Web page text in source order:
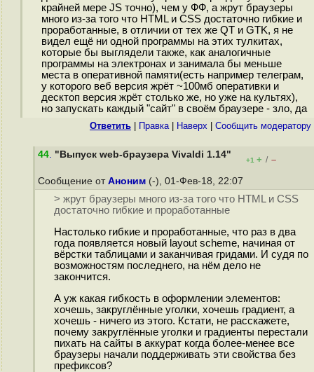
крайней мере JS точно), чем у ФФ, а жрут браузеры
много из-за того что HTML и CSS достаточно гибкие и
проработанные, в отличии от тех же QT и GTK, я не
видел ещё ни одной программы на этих тулкитах,
которые бы выглядели также, как аналогичные
программы на электронах и занимала бы меньше
места в оперативной памяти(есть например телеграм,
у которого веб версия жрёт ~100мб оперативки и
десктоп версия жрёт столько же, но уже на культях),
но запускать каждый "сайт" в своём браузере - зло, да
Ответить Правка| Наверх Cообщить модератору
44. "Выпуск web-браузера Vivaldi 1.14"
+1 + / –
Сообщение от Аноним (-), 01-Фев-18, 22:07
> жрут браузеры много из-за того что HTML и CSS
достаточно гибкие и проработанные
Настолько гибкие и проработанные, что раз в два
года появляется новый layout scheme, начиная от
вёрстки таблицами и заканчивая гридами. И судя по
возможностям последнего, на нём дело не
закончится.
А уж какая гибкость в оформлении элементов:
хочешь, закруглённые уголки, хочешь градиент, а
хочешь - ничего из этого. Кстати, не расскажете,
почему закруглённые уголки и градиенты перестали
пихать на сайты в аккурат когда более-менее все
браузеры начали поддерживать эти свойства без
префиксов?